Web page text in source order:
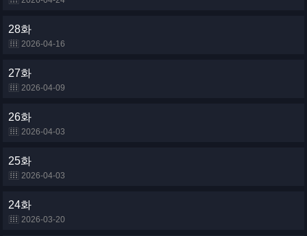
28화
2026-04-16
27화
2026-04-09
26화
2026-04-03
25화
2026-04-03
24화
2026-03-20